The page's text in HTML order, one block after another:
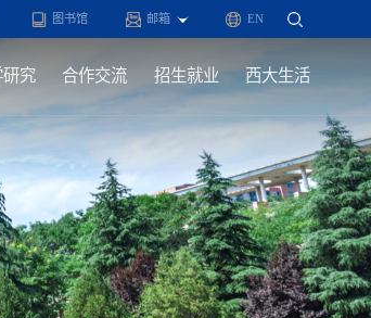
图书馆 邮箱 EN
究 合作交流 招生就业 西大生活